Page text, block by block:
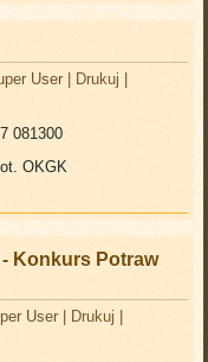
User Drukuj
OKGK
Konkurs Potraw
User Drukuj